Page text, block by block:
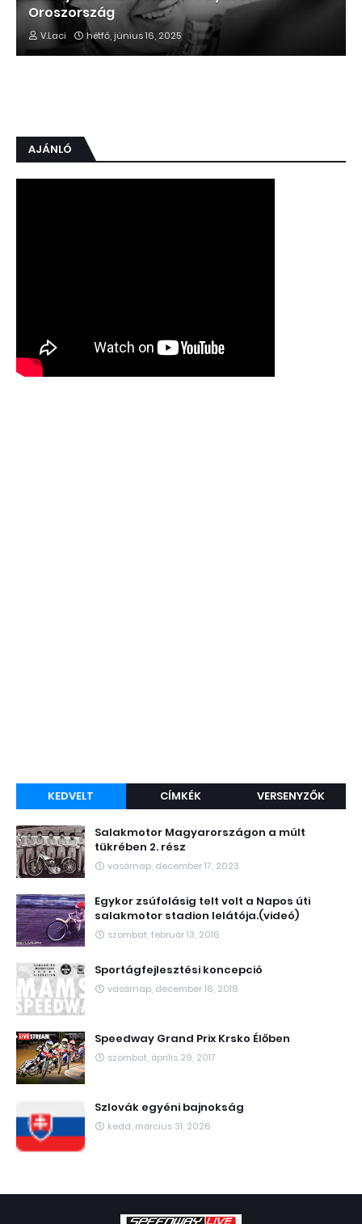
Oroszország
V.Laci hétfő, június 16, 2025
AJÁNLÓ
KEDVELT CÍMKÉK VERSENYZŐK
Salakmotor Magyarországon a múlt
tükrében 2. rész
vasárnap, december 17, 2023
Egykor zsúfolásig telt volt a Napos úti
salakmotor stadion lelátója.(videó)
szombat, február 13, 2016
Sportágfejlesztési koncepció
vasárnap, december 16, 2018
Speedway Grand Prix Krsko Élőben
szombat, április 29, 2017
Szlovák egyéni bajnokság
kedd, március 31, 2026